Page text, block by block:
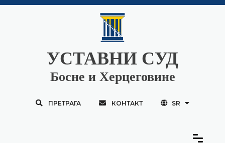
УСТАВНИ СУД
Босне и Херцеговине
ПРЕТРАГА КОНТАКТ SR